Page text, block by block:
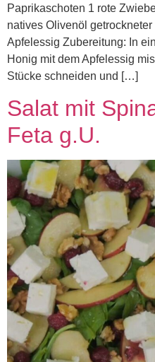
Paprikaschoten 1 rote
natives Olivenöl
Apfelessig Zubereitung: In
Honig mit dem Apfelessig
Stücke schneiden und […]
Salat mit
Feta g.U.